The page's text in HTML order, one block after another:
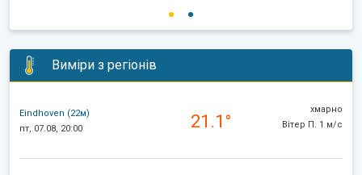
Виміри з регіонів
Eindhoven (22м)
пт, 07.08, 20:00
21.1°
хмарно
Вітер П. 1 м/с